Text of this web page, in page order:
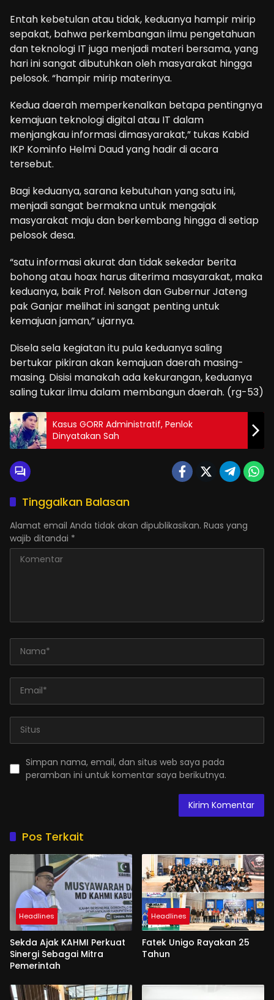
Entah kebetulan atau tidak, keduanya hampir mirip
sepakat, bahwa perkembangan ilmu pengetahuan
dan teknologi IT juga menjadi materi bersama, yang
hari ini sangat dibutuhkan oleh masyarakat hingga
pelosok. “hampir mirip materinya.
Kedua daerah memperkenalkan betapa pentingnya
kemajuan teknologi digital atau IT dalam
menjangkau informasi dimasyarakat,” tukas Kabid
IKP Kominfo Helmi Daud yang hadir di acara
tersebut.
Bagi keduanya, sarana kebutuhan yang satu ini,
menjadi sangat bermakna untuk mengajak
masyarakat maju dan berkembang hingga di setiap
pelosok desa.
“satu informasi akurat dan tidak sekedar berita
bohong atau hoax harus diterima masyarakat, maka
keduanya, baik Prof. Nelson dan Gubernur Jateng
pak Ganjar melihat ini sangat penting untuk
kemajuan jaman,” ujarnya.
Disela sela kegiatan itu pula keduanya saling
bertukar pikiran akan kemajuan daerah masing-
masing. Disisi manakah ada kekurangan, keduanya
saling tukar ilmu dalam membangun daerah. (rg-53)
Kasus GORR Administratif, Penlok
Dinyatakan Sah
Tinggalkan Balasan
Alamat email Anda tidak akan dipublikasikan. Ruas yang
wajib ditandai *
Simpan nama, email, dan situs web saya pada
peramban ini untuk komentar saya berikutnya.
Pos Terkait
Headlines
Sekda Ajak KAHMI Perkuat
Sinergi Sebagai Mitra
Pemerintah
Headlines
Fatek Unigo Rayakan 25
Tahun